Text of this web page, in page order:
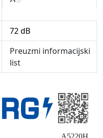
72 dB
Preuzmi informacijski
list